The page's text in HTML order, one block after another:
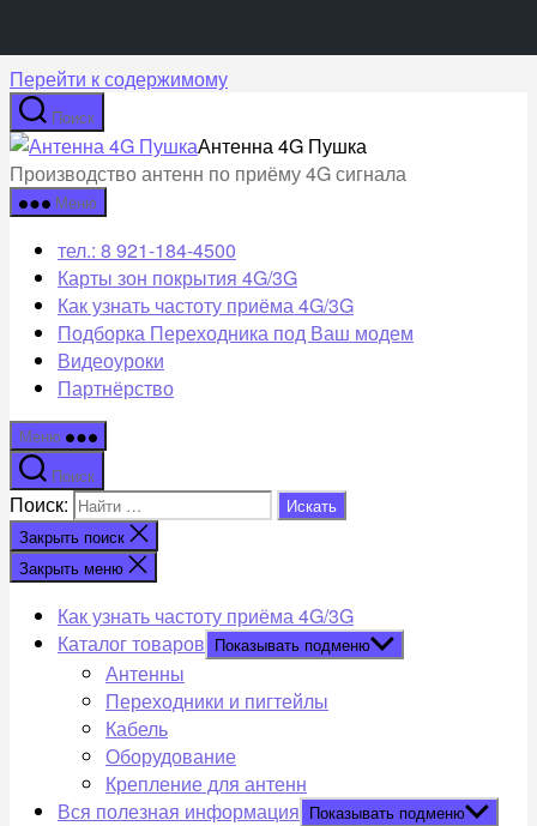
Перейти к содержимому
Поиск
Антенна 4G Пушка
Производство антенн по приёму 4G сигнала
Меню
тел.: 8 921-184-4500
Карты зон покрытия 4G/3G
Как узнать частоту приёма 4G/3G
Подборка Переходника под Ваш модем
Видеоуроки
Партнёрство
Меню
Поиск
Поиск:
Закрыть поиск
Закрыть меню
Как узнать частоту приёма 4G/3G
Каталог товаров Показывать подменю
Антенны
Переходники и пигтейлы
Кабель
Оборудование
Крепление для антенн
Вся полезная информация Показывать подменю